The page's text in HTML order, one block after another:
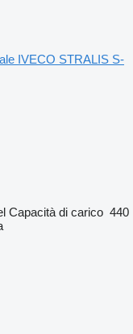
IVECO STRALIS S-
Capacità di carico 440